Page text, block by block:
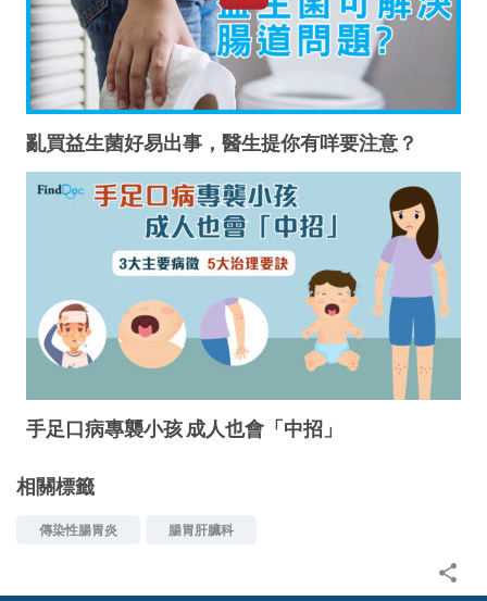
亂買益生菌好易出事，醫生提你有咩要注意？
手足口病專襲小孩 成人也會「中招」
相關標籤
傳染性腸胃炎 腸胃肝臟科